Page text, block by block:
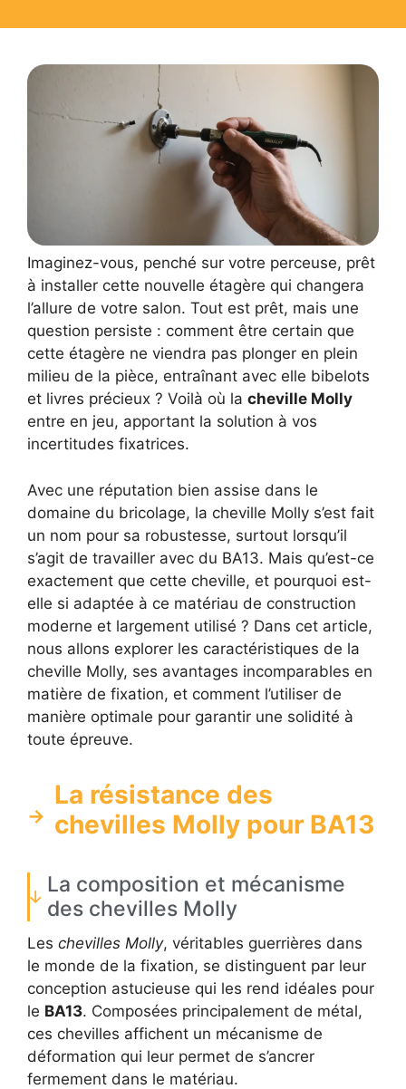
Imaginez-vous, penché sur votre perceuse, prêt
à installer cette nouvelle étagère qui changera
l’allure de votre salon. Tout est prêt, mais une
question persiste : comment être certain que
cette étagère ne viendra pas plonger en plein
milieu de la pièce, entraînant avec elle bibelots
et livres précieux ? Voilà où la cheville Molly
entre en jeu, apportant la solution à vos
incertitudes fixatrices.
Avec une réputation bien assise dans le
domaine du bricolage, la cheville Molly s’est fait
un nom pour sa robustesse, surtout lorsqu’il
s’agit de travailler avec du BA13. Mais qu’est-ce
exactement que cette cheville, et pourquoi est-
elle si adaptée à ce matériau de construction
moderne et largement utilisé ? Dans cet article,
nous allons explorer les caractéristiques de la
cheville Molly, ses avantages incomparables en
matière de fixation, et comment l’utiliser de
manière optimale pour garantir une solidité à
toute épreuve.
La résistance des
chevilles Molly pour BA13
La composition et mécanisme
des chevilles Molly
Les chevilles Molly, véritables guerrières dans
le monde de la fixation, se distinguent par leur
conception astucieuse qui les rend idéales pour
le BA13. Composées principalement de métal,
ces chevilles affichent un mécanisme de
déformation qui leur permet de s’ancrer
fermement dans le matériau.